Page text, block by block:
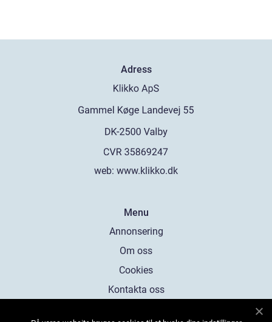
Adress
web: www.klikko.dk
Menu
Annonsering
Om oss
Cookies
Kontakta oss